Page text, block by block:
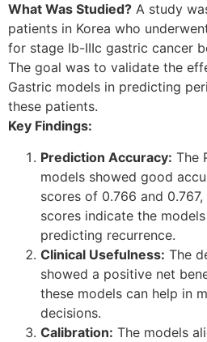
What Was Studied? A study
patients in Korea who
for stage Ib-IIIc gastric cancer
The goal was to validate the
Gastric models in predicting
these patients.
Key Findings:
Prediction Accuracy: The
models showed good
scores of 0.766 and
scores indicate the
predicting recurrence.
Clinical Usefulness: The
showed a positive net
these models can help in
decisions.
Calibration: The models